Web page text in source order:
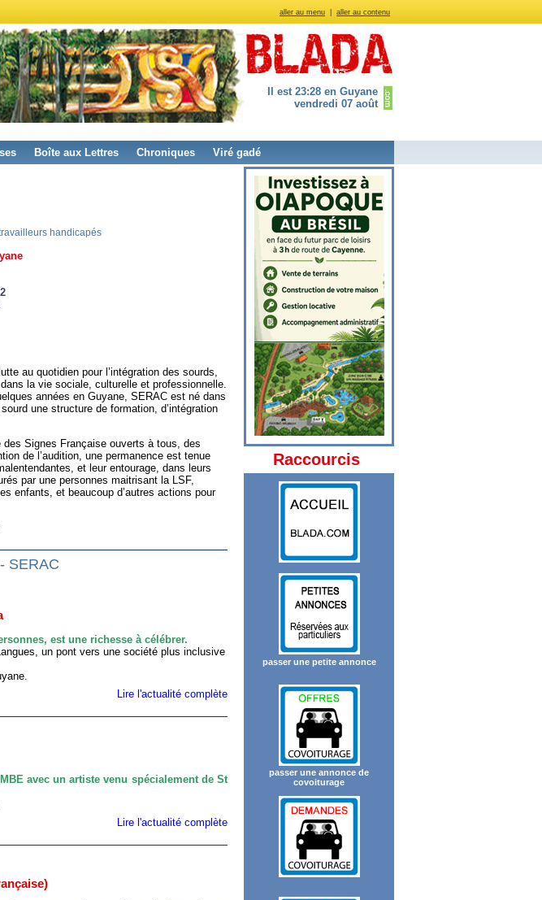
aller au menu aller au contenu
Il est 23:28 en Guyane
vendredi 07 août
Boîte aux Lettres Chroniques Viré gadé
handicapés
au quotidien pour l’intégration des sourds,
la vie sociale, culturelle et professionnelle.
années en Guyane, SERAC est né dans
une structure de formation, d’intégration
des Signes Française ouverts à tous, des
de l’audition, une permanence est tenue
et leur entourage, dans leurs
par une personnes maitrisant la LSF,
enfants, et beaucoup d’autres actions pour
SERAC
est une richesse à célébrer.
un pont vers une société plus inclusive
Lire l'actualité complète
avec un artiste venu spécialement de St
Lire l'actualité complète
Raccourcis
passer une petite annonce
passer une annonce de
covoiturage